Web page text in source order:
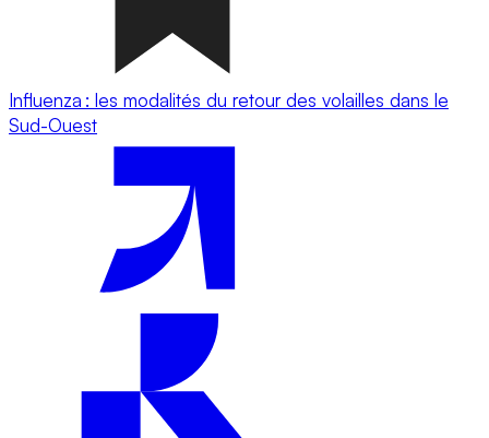
Influenza : les modalités du retour des volailles dans le
Sud-Ouest